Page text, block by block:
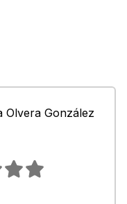
Olvera González